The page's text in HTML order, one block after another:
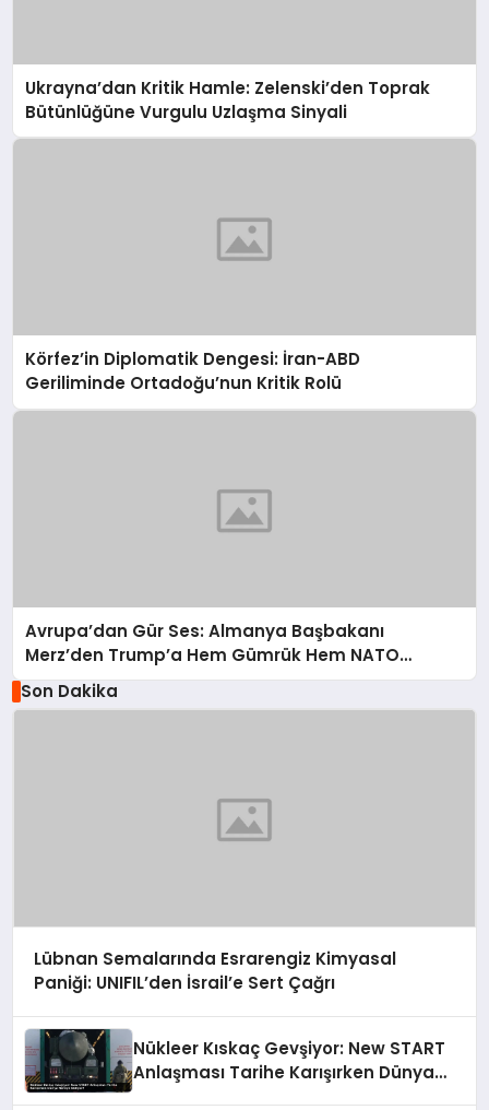
Ukrayna’dan Kritik Hamle: Zelenski’den Toprak
Bütünlüğüne Vurgulu Uzlaşma Sinyali
Körfez’in Diplomatik Dengesi: İran-ABD
Geriliminde Ortadoğu’nun Kritik Rolü
Avrupa’dan Gür Ses: Almanya Başbakanı
Merz’den Trump’a Hem Gümrük Hem NATO
Uyarısı!
Son Dakika
Lübnan Semalarında Esrarengiz Kimyasal
Paniği: UNIFIL’den İsrail’e Sert Çağrı
Nükleer Kıskaç Gevşiyor: New START
Anlaşması Tarihe Karışırken Dünya